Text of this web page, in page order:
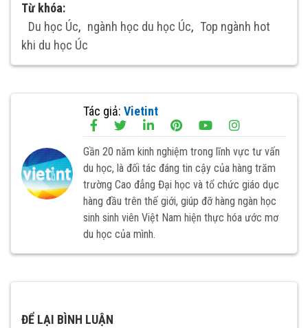
Từ khóa:
Du học Úc, ngành học du học Úc, Top ngành hot
khi du học Úc
Tác giả: Vietint
Gần 20 năm kinh nghiệm trong lĩnh vực tư vấn
du học, là đối tác đáng tin cậy của hàng trăm
trường Cao đẳng Đại học và tổ chức giáo dục
hàng đầu trên thế giới, giúp đỡ hàng ngàn học
sinh sinh viên Việt Nam hiện thực hóa ước mơ
du học của mình.
ĐỂ LẠI BÌNH LUẬN